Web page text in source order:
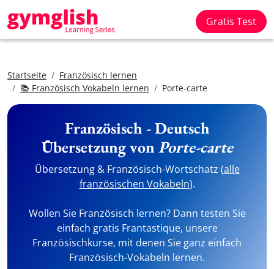
Gratis Test
Startseite
Französisch lernen
📚 Französisch Vokabeln lernen
Porte-carte
Französisch - Deutsch
Übersetzung vonPorte-carte
Übersetzung & Französisch-Wortschatz (alle
französischen Vokabeln).
Wollen Sie Französisch lernen? Dann testen Sie
einfach gratis Frantastique, unsere
Französischkurse, mit denen Sie ganz einfach
Französisch-Vokabeln lernen.